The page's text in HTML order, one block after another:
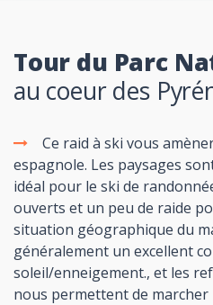
Tour du Parc
au coeur des
Ce raid à ski vous
espagnole. Les paysages
idéal pour le ski de
ouverts et un peu de raide
situation géographique du
généralement un excellent
soleil/enneigement., et les
nous permettent de marcher